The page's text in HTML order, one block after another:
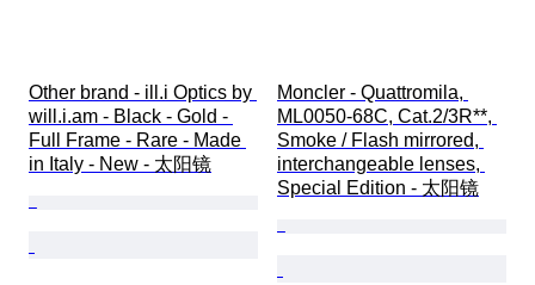
Other brand - ill.i Optics by
will.i.am - Black - Gold -
Full Frame - Rare - Made
in Italy - New - 太阳镜
Moncler - Quattromila,
ML0050-68C, Cat.2/3R**,
Smoke / Flash mirrored,
interchangeable lenses,
Special Edition - 太阳镜